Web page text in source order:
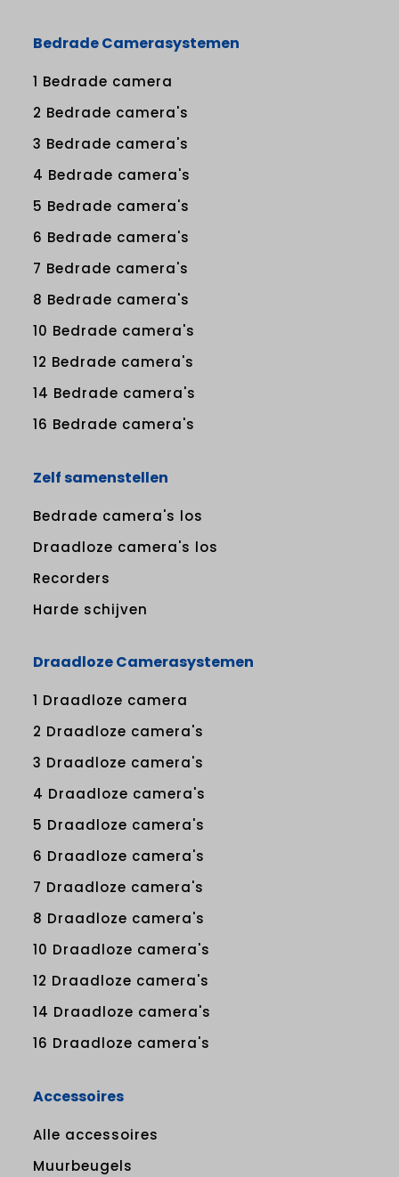
Bedrade Camerasystemen
1 Bedrade camera
2 Bedrade camera's
3 Bedrade camera's
4 Bedrade camera's
5 Bedrade camera's
6 Bedrade camera's
7 Bedrade camera's
8 Bedrade camera's
10 Bedrade camera's
12 Bedrade camera's
14 Bedrade camera's
16 Bedrade camera's
Zelf samenstellen
Bedrade camera's los
Draadloze camera's los
Recorders
Harde schijven
Draadloze Camerasystemen
1 Draadloze camera
2 Draadloze camera's
3 Draadloze camera's
4 Draadloze camera's
5 Draadloze camera's
6 Draadloze camera's
7 Draadloze camera's
8 Draadloze camera's
10 Draadloze camera's
12 Draadloze camera's
14 Draadloze camera's
16 Draadloze camera's
Accessoires
Alle accessoires
Muurbeugels